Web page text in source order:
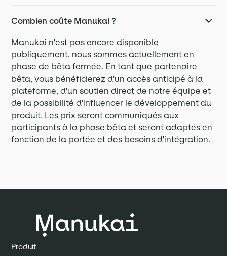
Combien coûte Manukai ?
Manukai n'est pas encore disponible
publiquement, nous sommes actuellement en
phase de bêta fermée. En tant que partenaire
bêta, vous bénéficierez d'un accès anticipé à la
plateforme, d'un soutien direct de notre équipe et
de la possibilité d'influencer le développement du
produit. Les prix seront communiqués aux
participants à la phase bêta et seront adaptés en
fonction de la portée et des besoins d'intégration.
Produit